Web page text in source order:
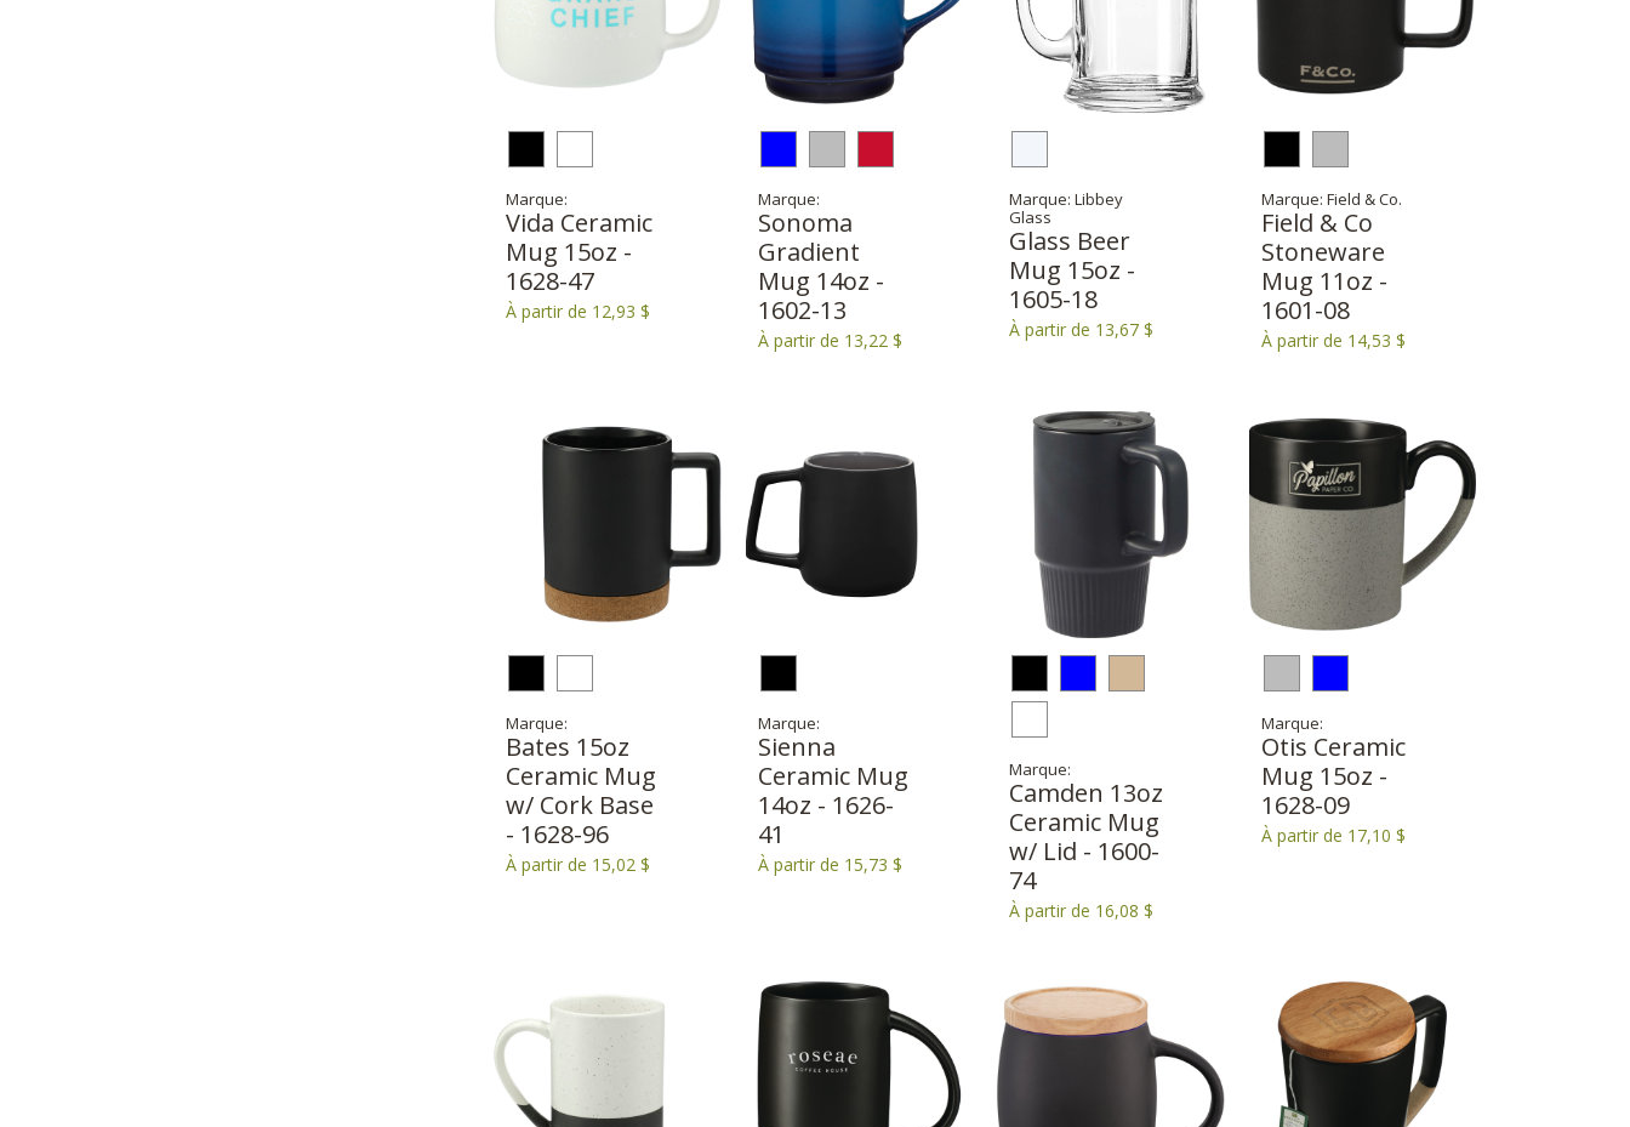
Marque:
Vida Ceramic
Mug 15oz -
1628-47
À partir de 12,93 $
Marque:
Sonoma
Gradient
Mug 14oz -
1602-13
À partir de 13,22 $
Marque: Libbey
Glass
Glass Beer
Mug 15oz -
1605-18
À partir de 13,67 $
Marque: Field & Co.
Field & Co
Stoneware
Mug 11oz -
1601-08
À partir de 14,53 $
Marque:
Bates 15oz
Ceramic Mug
w/ Cork Base
- 1628-96
À partir de 15,02 $
Marque:
Sienna
Ceramic Mug
14oz - 1626-
41
À partir de 15,73 $
Marque:
Camden 13oz
Ceramic Mug
w/ Lid - 1600-
74
À partir de 16,08 $
Marque:
Otis Ceramic
Mug 15oz -
1628-09
À partir de 17,10 $